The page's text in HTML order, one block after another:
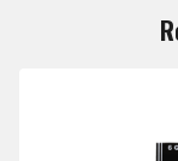
• 15 st plektrum
• Natural feel,